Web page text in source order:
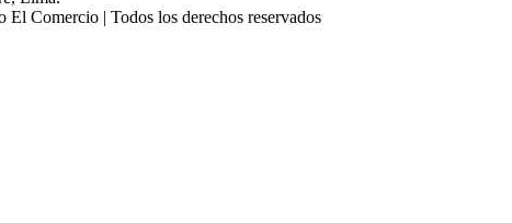
Comercio | Todos los derechos reservados